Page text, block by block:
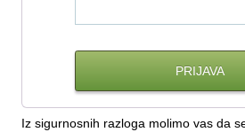
Iz sigurnosnih razloga molimo vas da